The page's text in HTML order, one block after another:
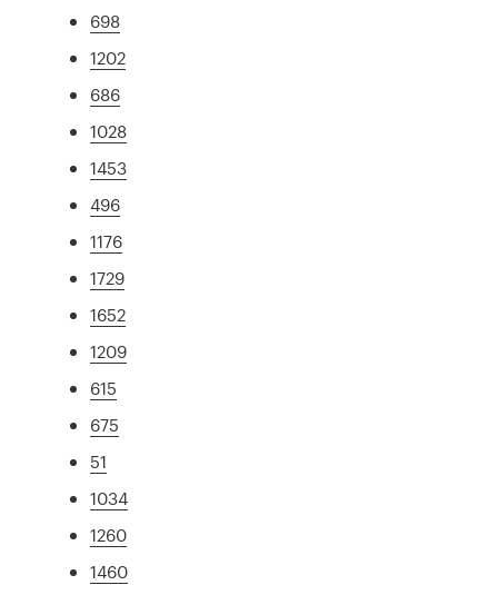
698
1202
686
1028
1453
496
1176
1729
1652
1209
615
675
51
1034
1260
1460